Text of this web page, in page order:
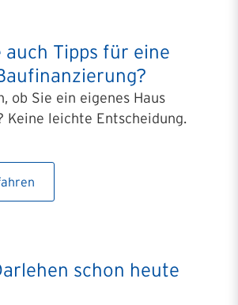
auch Tipps für eine
ob Sie ein eigenes Haus
Keine leichte Entscheidung.
schon heute